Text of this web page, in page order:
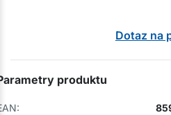
Dotaz na
produktu